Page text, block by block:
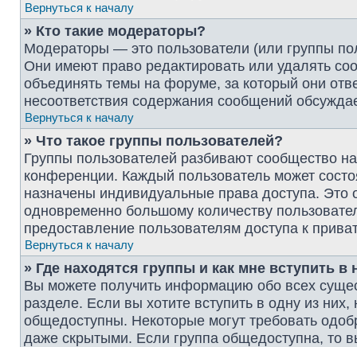
Вернуться к началу
» Кто такие модераторы?
Модераторы — это пользователи (или группы
Они имеют право редактировать или удалять
объединять темы на форуме, за который они
несоответствия содержания сообщений
Вернуться к началу
» Что такое группы пользователей?
Группы пользователей разбивают сообщество
конференции. Каждый пользователь может
назначены индивидуальные права доступа. Это
одновременно большому количеству
предоставление пользователям доступа к
Вернуться к началу
» Где находятся группы и как мне вступить в
Вы можете получить информацию обо всех
разделе. Если вы хотите вступить в одну из
общедоступны. Некоторые могут требовать
даже скрытыми. Если группа общедоступна, то